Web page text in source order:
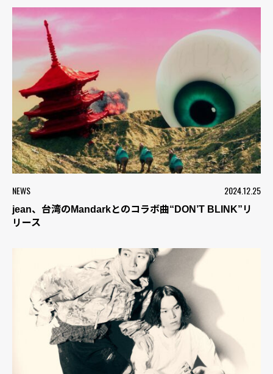
NEWS 2024.12.25
jean、台湾のMandarkとのコラボ曲“DON’T BLINK”リ
リース